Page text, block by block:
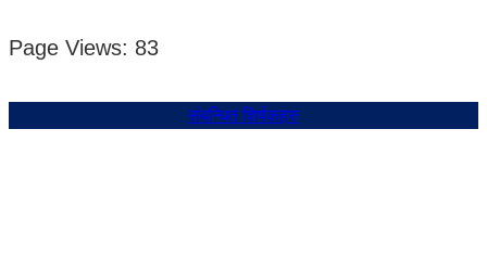
Page Views: 83
संबन्धित शिर्षकहरु